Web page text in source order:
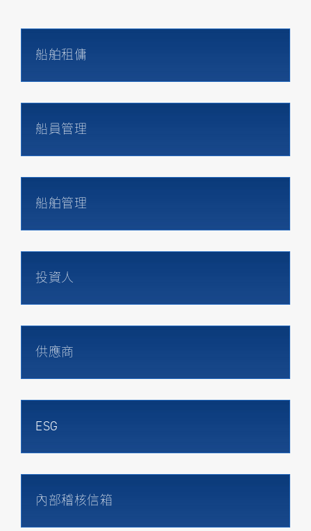
船舶租傭
船員管理
船舶管理
投資人
供應商
ESG
內部稽核信箱